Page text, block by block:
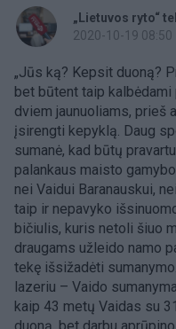
„Lietuvos ryto“
2020-10-19 08:50
„Jūs ką? Kepsit duoną?
bet būtent taip
dviem jaunuoliams, prieš
įsirengti kepyklą. Daug
sumanė, kad būtų
palankaus maisto
nei Vaidui Baranauskui,
taip ir nepavyko
bičiulis, kuris netoli šiuo
draugams užleido namo
tekę išsižadėti
lazeriu – Vaido
kaip 43 metų Vaidas su